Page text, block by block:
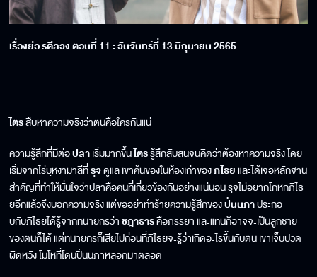
เรื่องย่อ รตีลวง ตอนที่ 11 : วันจันทร์ที่ 13 มิถุนายน 2565
ไตรสืบหาความจริงว่าตนคือใครกันแน่
ความรู้สึกที่มีต่อปลาเริ่มมากขึ้นไตรรู้สึกสับสนจนคิดว่าต้องหาความจริง โดย
เริ่มจากไร่บุหงามาลีที่รุจดูแล เขาค้นของในห้องเก่าของภิไธยและได้เจอหลักฐาน
สำคัญที่ทำให้มั่นใจว่าปลาคือคนที่เกี่ยวข้องกันอย่างแน่นอน รุจไม่อยากโกหกภิไธ
ยอีกแล้วจึงบอกความจริง แต่ขออย่าทำร้ายความรู้สึกของปิ่นนภาประกอ
บกับภิไธยได้รู้จากทนายกรว่าชฎาธารคือภรรยา และแทนก็อาจจะเป็นลูกชาย
ของตนก็ได้ แต่ทนายกรก็เสียไปก่อนที่ภิไธยจะรู้ว่าเกิดอะไรขึ้นกับตน เขาเจ็บปวด
ผิดหวัง โมโหที่โดนปิ่นนภาหลอกมาตลอด